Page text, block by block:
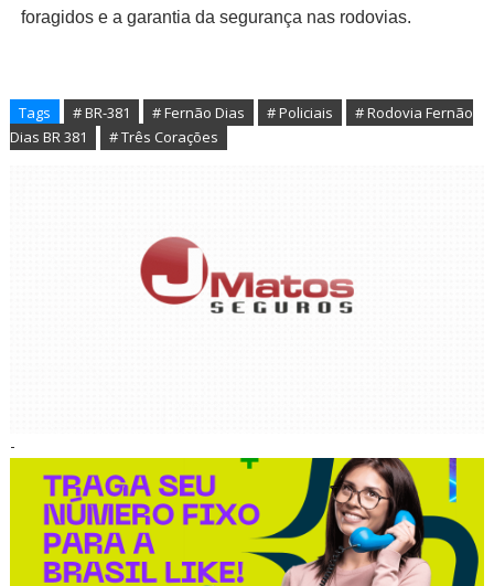
foragidos e a garantia da segurança nas rodovias.
Tags # BR-381 # Fernão Dias # Policiais
# Rodovia Fernão
Dias BR 381
# Três Corações
-